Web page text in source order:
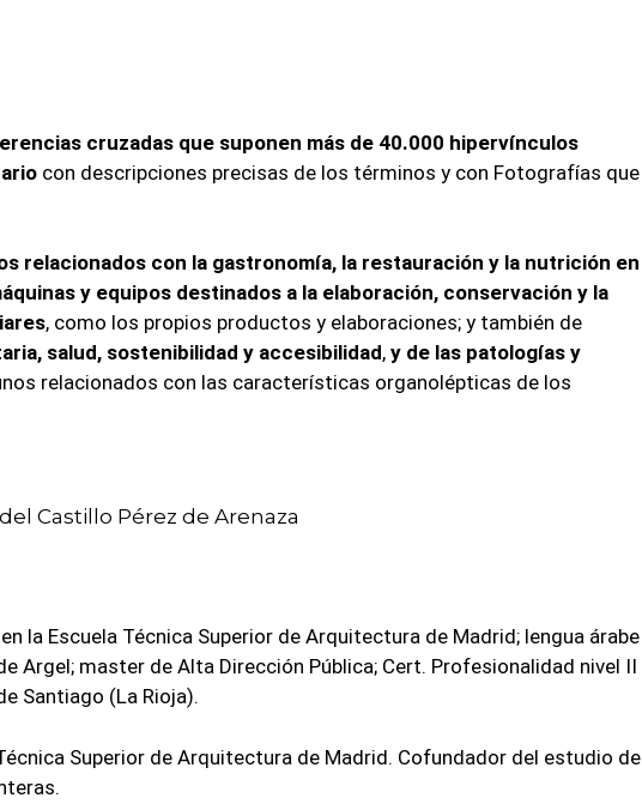
cruzadas que suponen más de 40.000 hipervínculos
con descripciones precisas de los términos y con Fotografías que
relacionados con la gastronomía, la restauración y la nutrición en
y equipos destinados a la elaboración, conservación y la
, como los propios productos y elaboraciones; y también de
salud, sostenibilidad y accesibilidad, y de las patologías y
relacionados con las características organolépticas de los
la Escuela Técnica Superior de Arquitectura de Madrid; lengua árabe
Argel; master de Alta Dirección Pública; Cert. Profesionalidad nivel II
Santiago (La Rioja).
Superior de Arquitectura de Madrid. Cofundador del estudio de